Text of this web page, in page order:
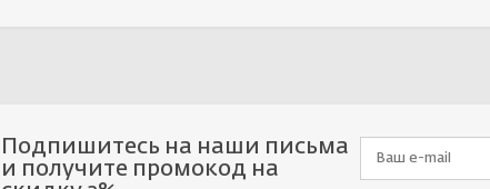
Подпишитесь на наши письма
и получите промокод на